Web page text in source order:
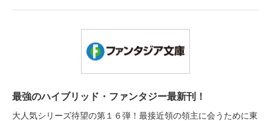
最強のハイブリッド・ファンタジー最新刊！
大人気シリーズ待望の第１６弾！最接近領の領主に会うために東